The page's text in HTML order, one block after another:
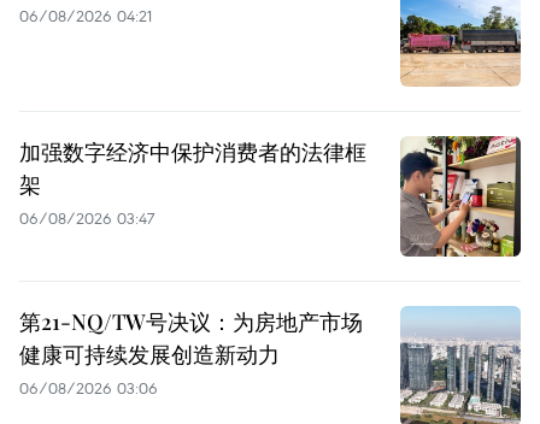
06/08/2026 04:21
加强数字经济中保护消费者的法律框
架
06/08/2026 03:47
第21-NQ/TW号决议：为房地产市场
健康可持续发展创造新动力
06/08/2026 03:06